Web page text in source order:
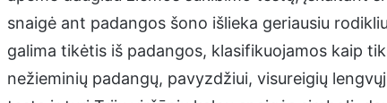
snaigė ant padangos šono išlieka geriausiu
galima tikėtis iš padangos, klasifikuojamos kaip
nežieminių padangų, pavyzdžiui, visureigių